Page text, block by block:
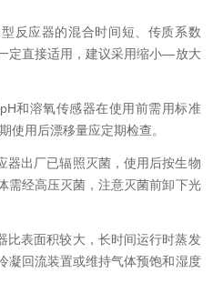
应器的混合时间短、传质系数
定直接适用，建议采用缩小—放大
和溶氧传感器在使用前需用标准
使用后漂移量应定期检查。
出厂已辐照灭菌，使用后按生物
需经高压灭菌，注意灭菌前卸下光
表面积较大，长时间运行时蒸发
凝回流装置或维持气体预饱和湿度